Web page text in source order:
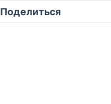
Поделиться